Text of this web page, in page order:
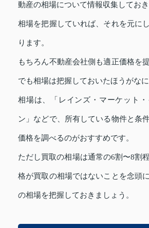
動産の相場について情報収集しておき
相場を把握していれば、それを元に
ります。
もちろん不動産会社側も適正価格を
でも相場は把握しておいたほうがなに
相場は、「レインズ・マーケット
ン」などで、所有している物件と条
価格を調べるのがおすすめです。
ただし買取の相場は通常の6割〜8割
格が買取の相場ではないことを念頭
の相場を把握しておきましょう。